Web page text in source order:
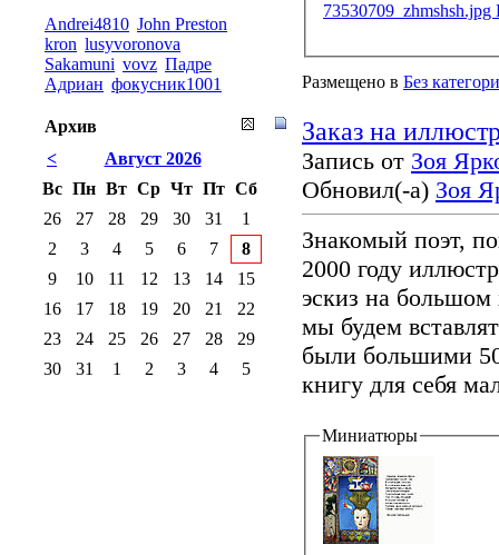
Размещено в Без
Заказ на
Запись от Зоя
Обновил(-а) Зоя
Знакомый поэт,
2000 году
эскиз на
мы будем
были большими
книгу для себя
Миниатюры
Andrei4810 John Preston
kron lusyvoronova
Sakamuni vovz Падре
Адриан фокусник1001
Архив
<
Август 2026
Вс Пн Вт Ср Чт Пт Сб
26
27 28 29 30 31
1
2
3 4 5 6 7
8
9
10 11 12 13 14
15
16
17 18 19 20 21
22
23
24 25 26 27 28
29
30
31 1 2 3 4 5